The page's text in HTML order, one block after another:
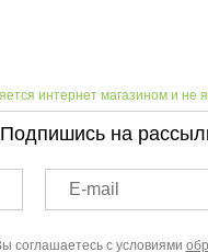
интернет магазином и не
Подпишись на
E-mail
соглашаетесь с условиями